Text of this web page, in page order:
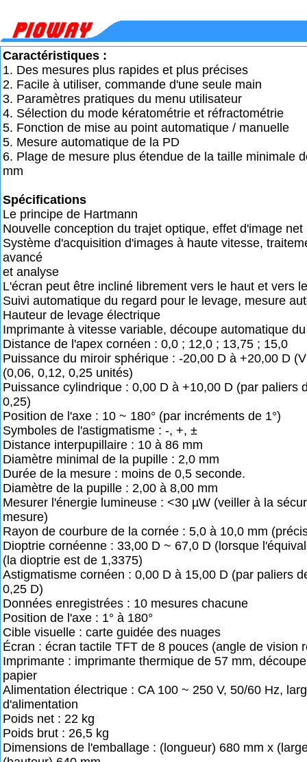
Caractéristiques :
1. Des mesures plus rapides et plus précises
2. Facile à utiliser, commande d'une seule main
3. Paramètres pratiques du menu utilisateur
4. Sélection du mode kératométrie et réfractométrie
5. Fonction de mise au point automatique / manuelle
5. Mesure automatique de la PD
6. Plage de mesure plus étendue de la taille minimale
mm
Spécifications
Le principe de Hartmann
Nouvelle conception du trajet optique, effet d'image
Système d'acquisition d'images à haute vitesse,
avancé
et analyse
L'écran peut être incliné librement vers le haut et vers
Suivi automatique du regard pour le levage, mesure
Hauteur de levage électrique
Imprimante à vitesse variable, découpe automatique
Distance de l'apex cornéen : 0,0 ; 12,0 ; 13,75 ; 15,0
Puissance du miroir sphérique : -20,00 D à +20,00 D
(0,06, 0,12, 0,25 unités)
Puissance cylindrique : 0,00 D à +10,00 D (par paliers
0,25)
Position de l'axe : 10 ~ 180° (par incréments de 1°)
Symboles de l'astigmatisme : -, +, ±
Distance interpupillaire : 10 à 86 mm
Diamètre minimal de la pupille : 2,0 mm
Durée de la mesure : moins de 0,5 seconde.
Diamètre de la pupille : 2,00 à 8,00 mm
Mesurer l'énergie lumineuse : <30 µW (veiller à la
mesure)
Rayon de courbure de la cornée : 5,0 à 10,0 mm
Dioptrie cornéenne : 33,00 D ~ 67,0 D (lorsque
(la dioptrie est de 1,3375)
Astigmatisme cornéen : 0,00 D à 15,00 D (par paliers
0,25 D)
Données enregistrées : 10 mesures chacune
Position de l'axe : 1° à 180°
Cible visuelle : carte guidée des nuages
Écran : écran tactile TFT de 8 pouces (angle de vision
Imprimante : imprimante thermique de 57 mm,
papier
Alimentation électrique : CA 100 ~ 250 V, 50/60 Hz,
d'alimentation
Poids net : 22 kg
Poids brut : 26,5 kg
Dimensions de l'emballage : (longueur) 680 mm x